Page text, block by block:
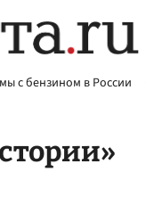
с бензином в России